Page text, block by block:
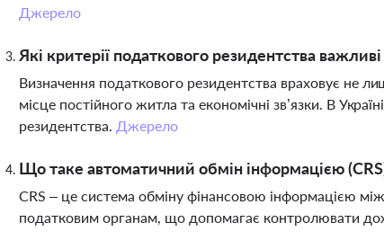
Джерело
Які критерії податкового резидентства
Визначення податкового резидентства враховує не
місце постійного житла та економічні зв’язки. В
резидентства. Джерело
Що таке автоматичний обмін інформацією (CRS)
CRS – це система обміну фінансовою інформацією
податковим органам, що допомагає контролювати